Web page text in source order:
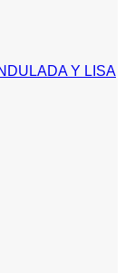
Y LISA